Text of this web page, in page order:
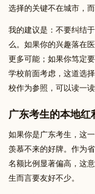
选择的关键不在城市，
我的建议是：不要纠结
么。如果你的兴趣落在
更多可能；如果你笃定
学校前面考虑，这道选
校作为参照，可以读一读
广东考生的本地
如果你是广东考生，这
羡慕不来的好牌。作为
名额比例显著偏高，这
生而言要友好不少。